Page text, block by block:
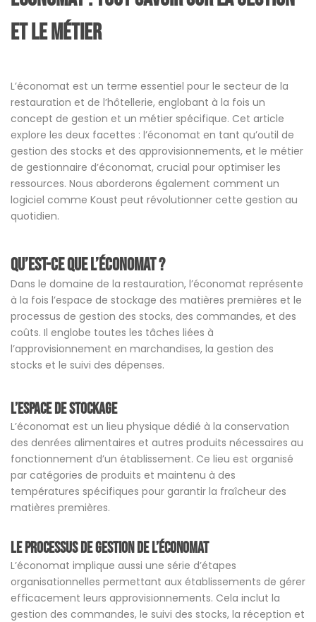
et le métier
L’économat est un terme essentiel pour le secteur de la
restauration et de l’hôtellerie, englobant à la fois un
concept de gestion et un métier spécifique. Cet article
explore les deux facettes : l’économat en tant qu’outil de
gestion des stocks et des approvisionnements, et le métier
de gestionnaire d’économat, crucial pour optimiser les
ressources. Nous aborderons également comment un
logiciel comme Koust peut révolutionner cette gestion au
quotidien.
Qu’est-ce que l’économat ?
Dans le domaine de la restauration, l’économat représente
à la fois l’espace de stockage des matières premières et le
processus de gestion des stocks, des commandes, et des
coûts. Il englobe toutes les tâches liées à
l’approvisionnement en marchandises, la gestion des
stocks et le suivi des dépenses.
L’espace de stockage
L’économat est un lieu physique dédié à la conservation
des denrées alimentaires et autres produits nécessaires au
fonctionnement d’un établissement. Ce lieu est organisé
par catégories de produits et maintenu à des
températures spécifiques pour garantir la fraîcheur des
matières premières.
Le processus de gestion de l’économat
L’économat implique aussi une série d’étapes
organisationnelles permettant aux établissements de gérer
efficacement leurs approvisionnements. Cela inclut la
gestion des commandes, le suivi des stocks, la réception et